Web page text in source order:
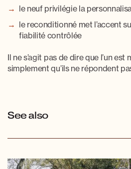
SAV
le neuf privilégie la
le reconditionné met l’accent
fiabilité contrôlée
Il ne s’agit pas de dire que l’un est
simplement qu’ils ne répondent
See also